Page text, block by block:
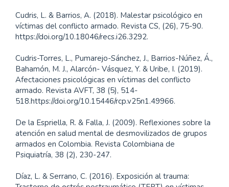
Cudris, L. & Barrios, A. (2018). Malestar psicológico en
víctimas del conflicto armado. Revista CS, (26), 75-90.
https://doi.org/10.18046/recs.i26.3292.
Cudris-Torres, L., Pumarejo-Sánchez, J., Barrios-Núñez, Á.,
Bahamón, M. J., Alarcón- Vásquez, Y. & Uribe, I. (2019).
Afectaciones psicológicas en víctimas del conflicto
armado. Revista AVFT, 38 (5), 514-
518.https://doi.org/10.15446/rcp.v25n1.49966.
De la Espriella, R. & Falla, J. (2009). Reflexiones sobre la
atención en salud mental de desmovilizados de grupos
armados en Colombia. Revista Colombiana de
Psiquiatría, 38 (2), 230-247.
Díaz, L. & Serrano, C. (2016). Exposición al trauma: